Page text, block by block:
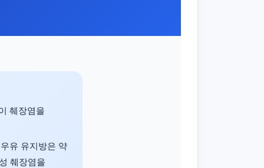
췌장염을
유 유지방은 약
췌장염을